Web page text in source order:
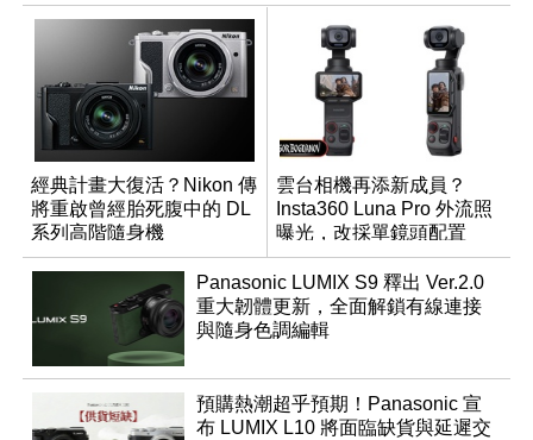
經典計畫大復活？Nikon 傳
將重啟曾經胎死腹中的 DL
系列高階隨身機
雲台相機再添新成員？
Insta360 Luna Pro 外流照
曝光，改採單鏡頭配置
Panasonic LUMIX S9 釋出 Ver.2.0
重大韌體更新，全面解鎖有線連接
與隨身色調編輯
預購熱潮超乎預期！Panasonic 宣
布 LUMIX L10 將面臨缺貨與延遲交